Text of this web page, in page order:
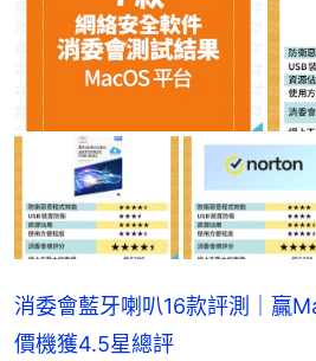
消委會藍牙喇叭16款評測｜贏
價機獲4.5星總評